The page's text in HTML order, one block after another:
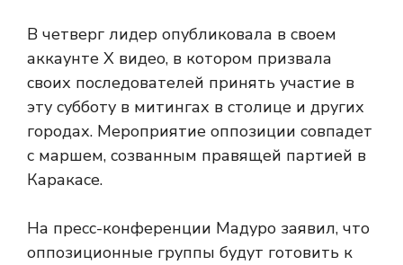
В четверг лидер опубликовала в своем
аккаунте X видео, в котором призвала
своих последователей принять участие в
эту субботу в митингах в столице и других
городах. Мероприятие оппозиции совпадет
с маршем, созванным правящей партией в
Каракасе.
На пресс-конференции Мадуро заявил, что
оппозиционные группы будут готовить к